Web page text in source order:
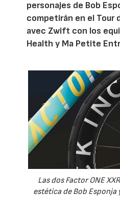
personajes de Bob
competirán en el Tour
avec Zwift con los
Health y Ma Petite
Las dos Factor ONE
estética de Bob